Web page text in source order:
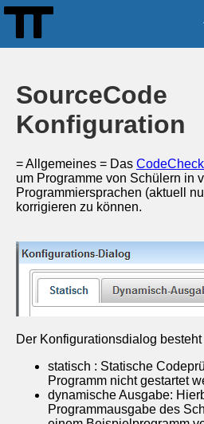
SourceCode
Konfiguration
= Allgemeines = Das CodeCheck
um Programme von Schülern in
Programmiersprachen (aktuell
korrigieren zu können.
Der Konfigurationsdialog
statisch : Statische
Programm nicht gestartet
dynamische Ausgabe:
Programmausgabe des